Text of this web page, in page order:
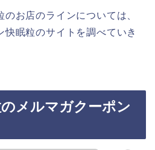
お店のラインについては、
眠粒のサイトを調べていき
メルマガクーポン